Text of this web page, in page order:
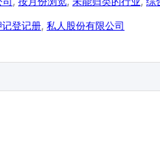
记登记册, 私人股份有限公司